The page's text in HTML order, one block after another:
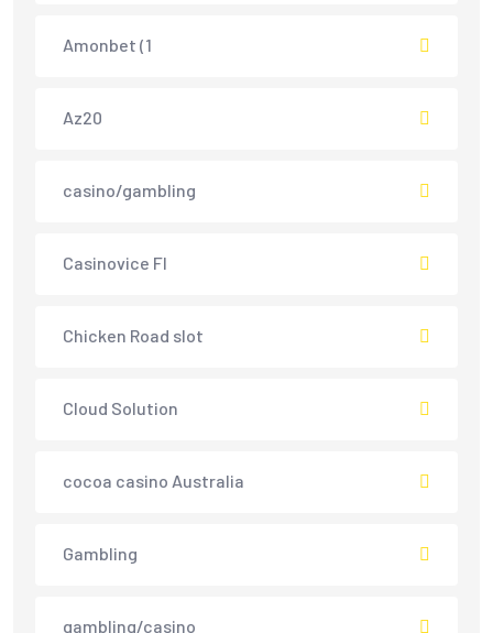
Amonbet (1
Az20
casino/gambling
Casinovice FI
Chicken Road slot
Cloud Solution
cocoa casino Australia
Gambling
gambling/casino